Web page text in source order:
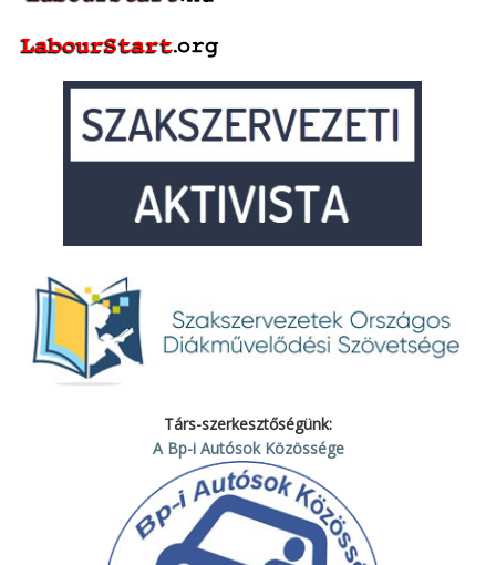
Társ-szerkesztőségünk:
A Bp-i Autósok Közössége